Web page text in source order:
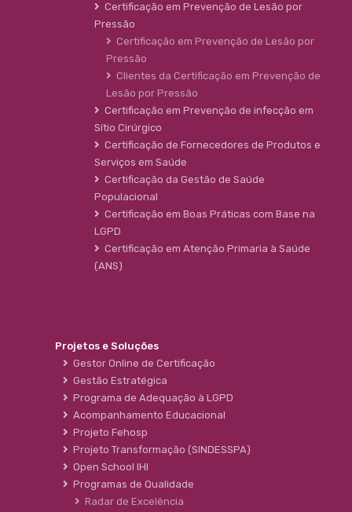
Certificação em Prevenção de Lesão por
Pressão
Certificação em Prevenção de Lesão por
Pressão
Clientes da Certificação em Prevenção de
Lesão por Pressão
Certificação em Prevenção de infecção em
Sítio Cirúrgico
Certificação de Fornecedores de Produtos e
Serviços em Saúde
Certificação da Gestão de Saúde
Populacional
Certificação em Boas Práticas com Base na
LGPD
Certificação em Atenção Primaria à Saúde
(ANS)
Projetos e Soluções
Gestor Online de Certificação
Gestão Estratégica
Programa de Adequação à LGPD
Acompanhamento Educacional
Projeto Fehosp
Projeto Transformação (SINDESSPA)
Open School IHI
Programas de Qualidade
Radar de Excelência